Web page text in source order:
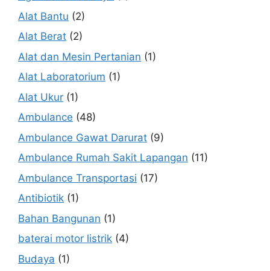
Alat Bantu (2)
Alat Berat (2)
Alat dan Mesin Pertanian (1)
Alat Laboratorium (1)
Alat Ukur (1)
Ambulance (48)
Ambulance Gawat Darurat (9)
Ambulance Rumah Sakit Lapangan (11)
Ambulance Transportasi (17)
Antibiotik (1)
Bahan Bangunan (1)
baterai motor listrik (4)
Budaya (1)